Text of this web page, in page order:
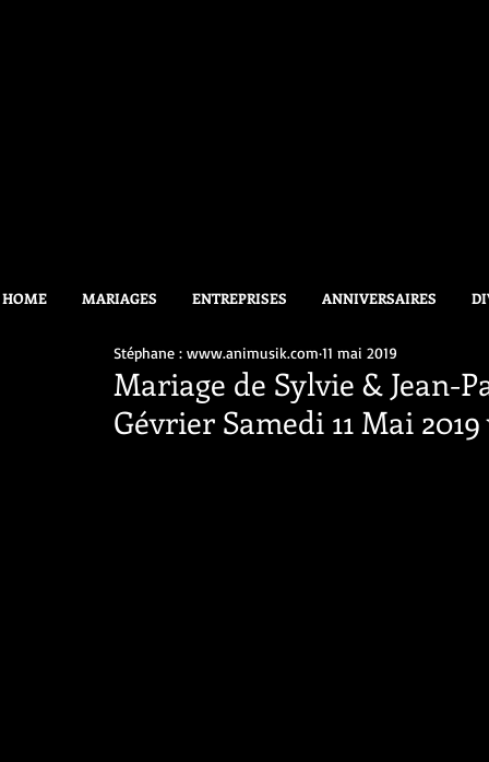
HOME MARIAGES ENTREPRISES ANNIVERSAIRES
Mariage de Sylvie & Jean-
Gévrier Samedi 11 Mai
Stéphane : www.animusik.com 11 mai 2019